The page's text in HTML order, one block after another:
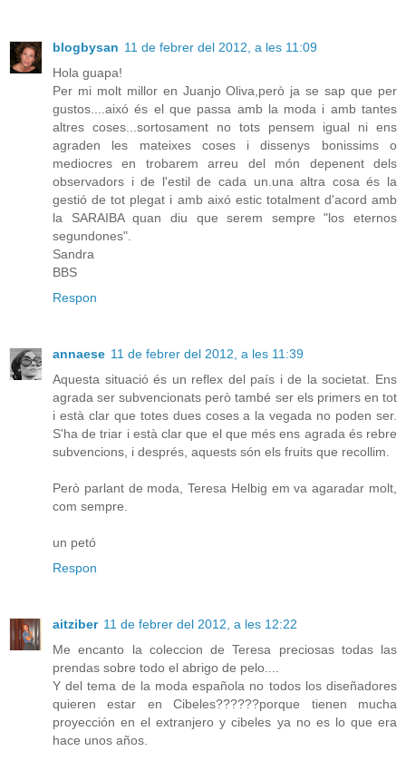
blogbysan 11 de febrer del 2012, a les 11:09
Hola guapa!
Per mi molt millor en Juanjo Oliva,però ja se sap que per
gustos....aixó és el que passa amb la moda i amb tantes
altres coses...sortosament no tots pensem igual ni ens
agraden les mateixes coses i dissenys bonissims o
mediocres en trobarem arreu del món depenent dels
observadors i de l'estil de cada un.una altra cosa és la
gestió de tot plegat i amb aixó estic totalment d'acord amb
la SARAIBA quan diu que serem sempre "los eternos
segundones".
Sandra
BBS
Respon
annaese 11 de febrer del 2012, a les 11:39
Aquesta situació és un reflex del país i de la societat. Ens
agrada ser subvencionats però també ser els primers en tot
i està clar que totes dues coses a la vegada no poden ser.
S'ha de triar i està clar que el que més ens agrada és rebre
subvencions, i després, aquests són els fruits que recollim.
Però parlant de moda, Teresa Helbig em va agaradar molt,
com sempre.
un petó
Respon
aitziber 11 de febrer del 2012, a les 12:22
Me encanto la coleccion de Teresa preciosas todas las
prendas sobre todo el abrigo de pelo....
Y del tema de la moda española no todos los diseñadores
quieren estar en Cibeles??????porque tienen mucha
proyección en el extranjero y cibeles ya no es lo que era
hace unos años.